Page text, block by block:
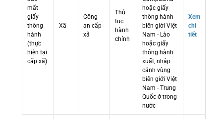
mất
giấy
thông
hành
(thực
hiện tại
cấp xã)
Xã
Công
an cấp
xã
Thủ
tục
hành
chính
hoặc giấy
thông hành
biên giới Việt
Nam - Lào
hoặc giấy
thông hành
xuất, nhập
cảnh vùng
biên giới Việt
Nam - Trung
Quốc ở trong
nước
Xem
chi
tiết